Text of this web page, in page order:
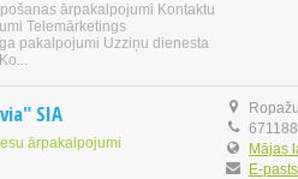
ārpakalpojumi Kontaktu
Telemārketings
pakalpojumi Uzziņu dienesta
SIA
ārpakalpojumi
Mājas
E-pasts